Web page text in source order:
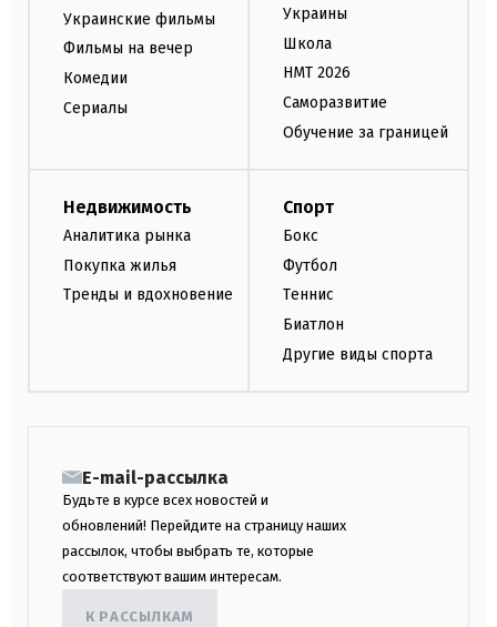
Украинские фильмы
Фильмы на вечер
Комедии
Сериалы
Украины
Школа
НМТ 2026
Саморазвитие
Обучение за границей
Недвижимость
Аналитика рынка
Покупка жилья
Тренды и вдохновение
Спорт
Бокс
Футбол
Теннис
Биатлон
Другие виды спорта
E-mail-рассылка
Будьте в курсе всех новостей и
обновлений! Перейдите на страницу наших
рассылок, чтобы выбрать те, которые
соответствуют вашим интересам.
К РАССЫЛКАМ